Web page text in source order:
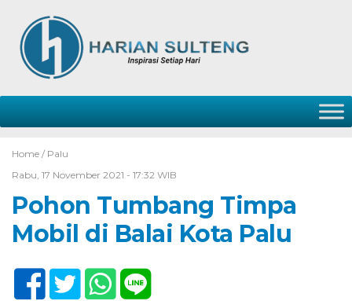
Home / Palu
Rabu, 17 November 2021 - 17:32 WIB
Pohon Tumbang Timpa
Mobil di Balai Kota Palu